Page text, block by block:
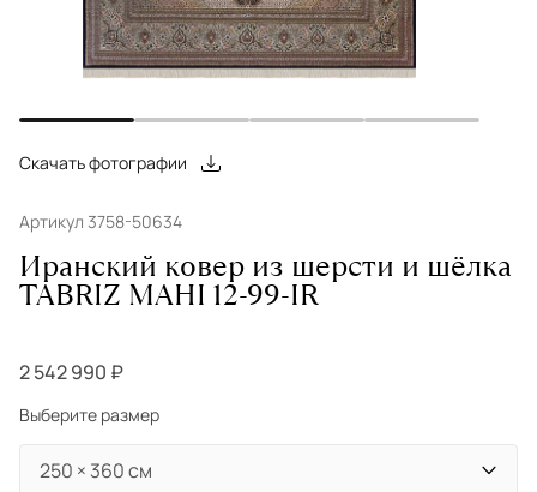
Скачать фотографии
Артикул 3758-50634
Иранский ковер из шерсти и шёлка
TABRIZ MAHI 12-99-IR
2 542 990 ₽
Выберите размер